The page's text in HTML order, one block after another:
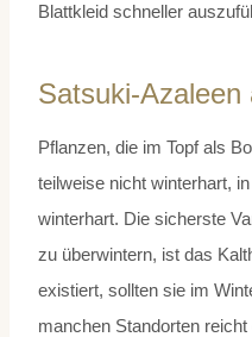
Blattkleid schneller
Satsuki-Azaleen
Pflanzen, die im Topf als
teilweise nicht winterhart,
winterhart. Die sicherste
zu überwintern, ist das
existiert, sollten sie im
manchen Standorten